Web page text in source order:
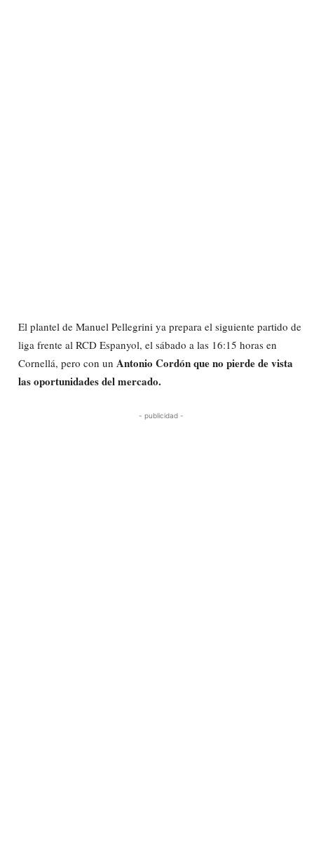
El plantel de Manuel Pellegrini ya prepara el siguiente partido de
liga frente al RCD Espanyol, el sábado a las 16:15 horas en
Cornellá, pero con un Antonio Cordón que no pierde de vista
las oportunidades del mercado.
- publicidad -